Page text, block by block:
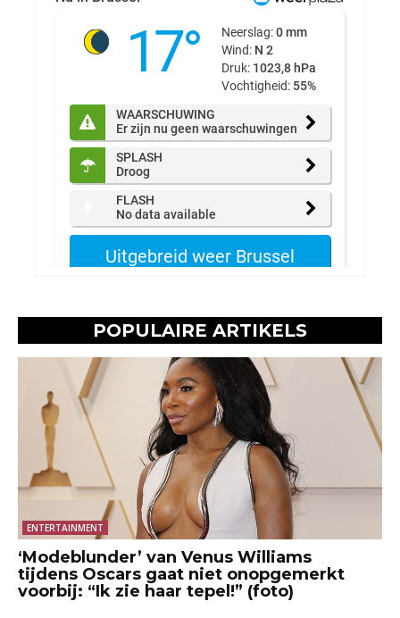
POPULAIRE ARTIKELS
ENTERTAINMENT
‘Modeblunder’ van Venus Williams
tijdens Oscars gaat niet onopgemerkt
voorbij: “Ik zie haar tepel!” (foto)